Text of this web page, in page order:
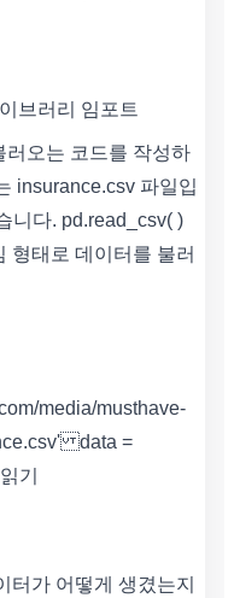
브러리 임포트
러오는 코드를 작성하
insurance.csv 파일입
니다. pd.read_csv( )
형태로 데이터를 불러
media/musthave-
data =
기
터가 어떻게 생겼는지